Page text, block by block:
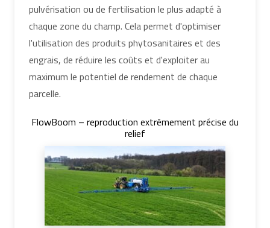
pulvérisation ou de fertilisation le plus adapté à
chaque zone du champ. Cela permet d'optimiser
l'utilisation des produits phytosanitaires et des
engrais, de réduire les coûts et d'exploiter au
maximum le potentiel de rendement de chaque
parcelle.
FlowBoom – reproduction extrêmement précise du
relief